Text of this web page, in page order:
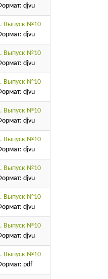
djvu
Выпуск №10
djvu
Выпуск №10
djvu
Выпуск №10
djvu
Выпуск №10
djvu
Выпуск №10
djvu
Выпуск №10
djvu
Выпуск №10
djvu
Выпуск №10
djvu
Выпуск №10
pdf